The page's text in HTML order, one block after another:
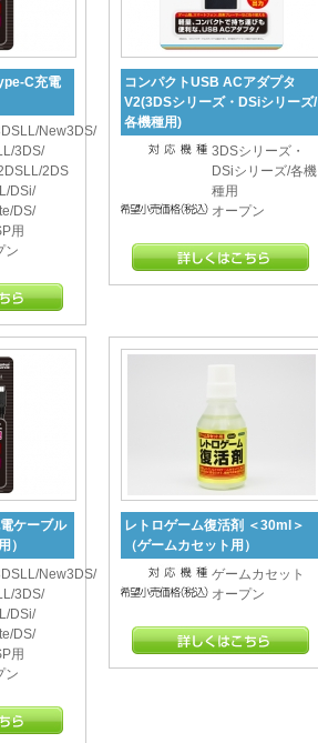
C充電
New3DS/
3DS/
2DS
DSi/
DS/
用
ン
コンパクトUSB ACアダプタ
V2(3DSシリーズ・DSiシリーズ/
各機種用)
3DSシリーズ・
DSiシリーズ/各機
種用
オープン
ケーブル
）
New3DS/
3DS/
DSi/
DS/
用
ン
レトロゲーム復活剤 ＜30ml＞
（ゲームカセット用）
ゲームカセット
オープン